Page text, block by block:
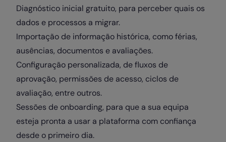
Diagnóstico inicial gratuito, para perceber quais os
dados e processos a migrar.
Importação de informação histórica, como férias,
ausências, documentos e avaliações.
Configuração personalizada, de fluxos de
aprovação, permissões de acesso, ciclos de
avaliação, entre outros.
Sessões de onboarding, para que a sua equipa
esteja pronta a usar a plataforma com confiança
desde o primeiro dia.